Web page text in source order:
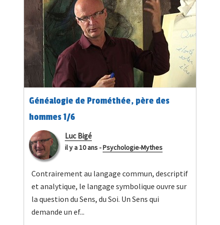
Généalogie de Prométhée, père des
hommes 1/6
Luc Bigé
il y a 10 ans-Psychologie-Mythes
Contrairement au langage commun, descriptif
et analytique, le langage symbolique ouvre sur
la question du Sens, du Soi. Un Sens qui
demande un ef...